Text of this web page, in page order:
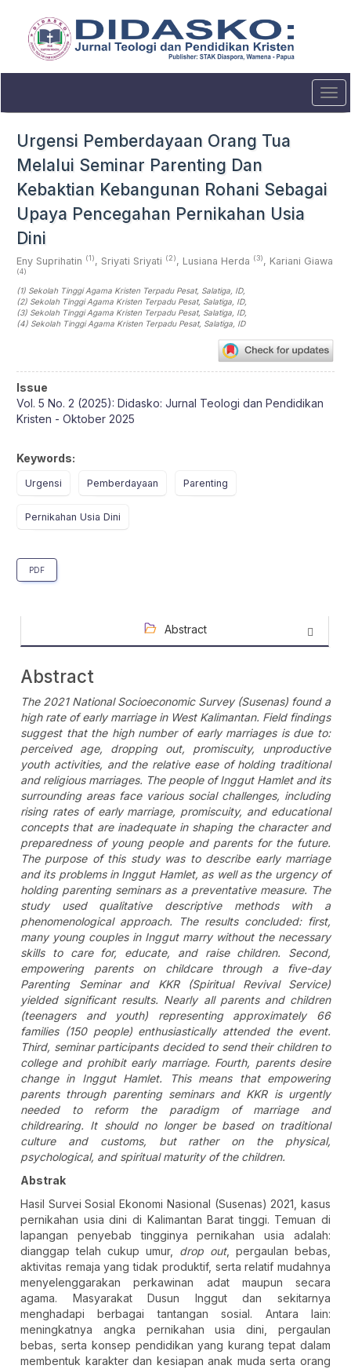
Main
Sidebar
Urgensi Pemberdayaan Orang Tua
Melalui Seminar Parenting Dan
Kebaktian Kebangunan Rohani Sebagai
Upaya Pencegahan Pernikahan Usia
Dini
Eny Suprihatin (1), Sriyati Sriyati (2), Lusiana Herda (3), Kariani Giawa
(4)
(1) Sekolah Tinggi Agama Kristen Terpadu Pesat, Salatiga , ID,
(2) Sekolah Tinggi Agama Kristen Terpadu Pesat, Salatiga , ID,
(3) Sekolah Tinggi Agama Kristen Terpadu Pesat, Salatiga , ID,
(4) Sekolah Tinggi Agama Kristen Terpadu Pesat, Salatiga , ID
Article
Sidebar
Issue
Vol. 5 No. 2 (2025): Didasko: Jurnal Teologi dan Pendidikan
Kristen - Oktober 2025
Keywords:
Urgensi Pemberdayaan Parenting
Pernikahan Usia Dini
PDF
Abstract
Abstract
The 2021 National Socioeconomic Survey (Susenas) found a
high rate of early marriage in West Kalimantan. Field findings
suggest that the high number of early marriages is due to:
perceived age, dropping out, promiscuity, unproductive
youth activities, and the relative ease of holding traditional
and religious marriages. The people of Inggut Hamlet and its
surrounding areas face various social challenges, including
rising rates of early marriage, promiscuity, and educational
concepts that are inadequate in shaping the character and
preparedness of young people and parents for the future.
The purpose of this study was to describe early marriage
and its problems in Inggut Hamlet, as well as the urgency of
holding parenting seminars as a preventative measure. The
study used qualitative descriptive methods with a
phenomenological approach. The results concluded: first,
many young couples in Inggut marry without the necessary
skills to care for, educate, and raise children. Second,
empowering parents on childcare through a five-day
Parenting Seminar and KKR (Spiritual Revival Service)
yielded significant results. Nearly all parents and children
(teenagers and youth) representing approximately 66
families (150 people) enthusiastically attended the event.
Third, seminar participants decided to send their children to
college and prohibit early marriage. Fourth, parents desire
change in Inggut Hamlet. This means that empowering
parents through parenting seminars and KKR is urgently
needed to reform the paradigm of marriage and
childrearing. It should no longer be based on traditional
culture and customs, but rather on the physical,
psychological, and spiritual maturity of the children.
Abstrak
Hasil Survei Sosial Ekonomi Nasional (Susenas) 2021, kasus
pernikahan usia dini di Kalimantan Barat tinggi. Temuan di
lapangan penyebab tingginya pernikahan usia adalah:
dianggap telah cukup umur, drop out, pergaulan bebas,
aktivitas remaja yang tidak produktif, serta relatif mudahnya
menyelenggarakan perkawinan adat maupun secara
agama. Masyarakat Dusun Inggut dan sekitarnya
menghadapi berbagai tantangan sosial. Antara lain:
meningkatnya angka pernikahan usia dini, pergaulan
bebas, serta konsep pendidikan yang kurang tepat dalam
membentuk karakter dan kesiapan anak muda serta orang